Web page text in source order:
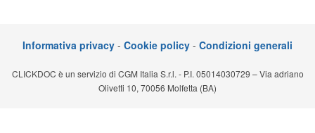
Segreteria virtuale
Teleconsulto
Informativa privacy - Cookie policy - Condizioni generali
CLICKDOC è un servizio di CGM Italia S.r.l. - P.I. 05014030729 – Via adriano
Olivetti 10, 70056 Molfetta (BA)